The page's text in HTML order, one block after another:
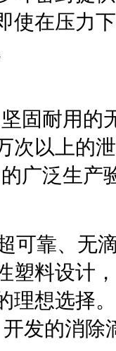
使在压力
固耐用的
次以上的
广泛生产
可靠、无
塑料设计
理想选择
发的消